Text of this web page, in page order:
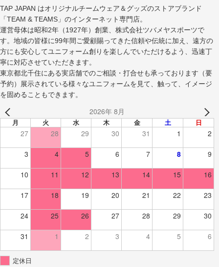
TAP JAPAN はオリジナルチームウェア＆グッズのストアブランド
「TEAM & TEAMS」のインターネット専門店。
運営母体は昭和2年（1927年）創業、株式会社ツバメヤスポーツで
す。地域の皆様に99年間ご愛顧賜ってきた信頼や伝統に加え、遠方の
方にも安心してユニフォーム創りを楽しんでいただけるよう、迅速丁
寧に対応させていただきます。
東京都北千住にある実店舗でのご相談・打合せも承っております（要
予約）展示されている様々なユニフォームを見て、触って、イメージ
を固めることもできます。
2026年 8月
月 火 水 木 金 土 日
27 28 29 30 31 1 2
3 4 5 6 7 8 9
10 11 12 13 14 15 16
17 18 19 20 21 22 23
24 25 26 27 28 29 30
31 1 2 3 4 5 6
定休日